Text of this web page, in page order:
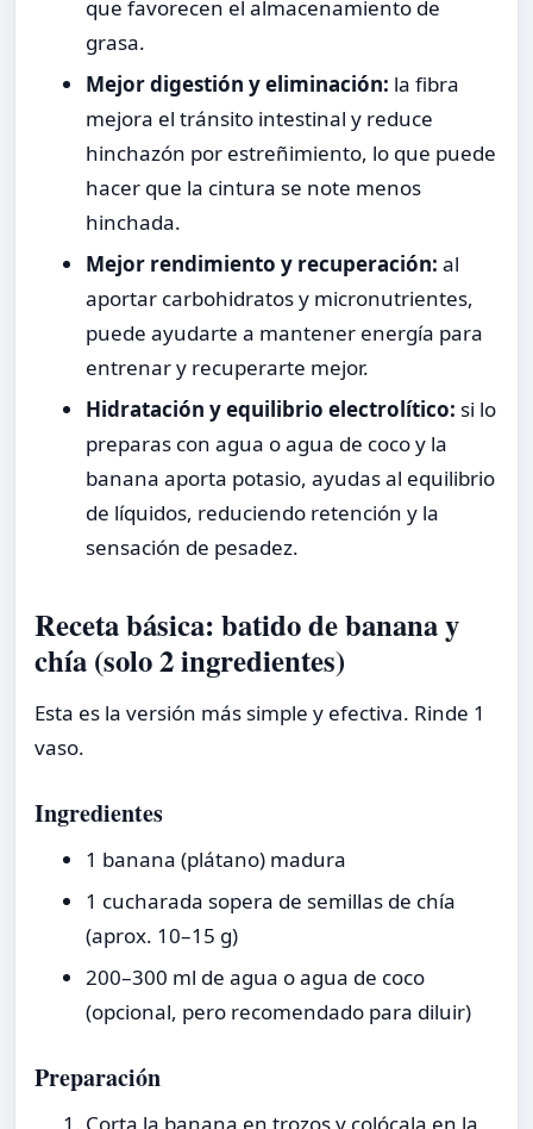
que favorecen el almacenamiento de
grasa.
Mejor digestión y eliminación: la fibra
mejora el tránsito intestinal y reduce
hinchazón por estreñimiento, lo que puede
hacer que la cintura se note menos
hinchada.
Mejor rendimiento y recuperación: al
aportar carbohidratos y micronutrientes,
puede ayudarte a mantener energía para
entrenar y recuperarte mejor.
Hidratación y equilibrio electrolítico: si lo
preparas con agua o agua de coco y la
banana aporta potasio, ayudas al equilibrio
de líquidos, reduciendo retención y la
sensación de pesadez.
Receta básica: batido de banana y
chía (solo 2 ingredientes)
Esta es la versión más simple y efectiva. Rinde 1
vaso.
Ingredientes
1 banana (plátano) madura
1 cucharada sopera de semillas de chía
(aprox. 10–15 g)
200–300 ml de agua o agua de coco
(opcional, pero recomendado para diluir)
Preparación
Corta la banana en trozos y colócala en la